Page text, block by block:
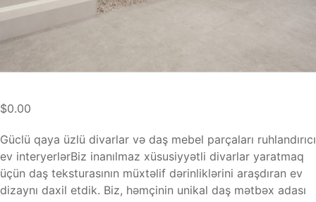
$0.00
Güclü qaya üzlü divarlar və daş mebel parçaları ruhlandırıcı
ev interyerlərBiz inanılmaz xüsusiyyətli divarlar yaratmaq
üçün daş teksturasının müxtəlif dərinliklərini araşdıran ev
dizaynı daxil etdik. Biz, həmçinin unikal daş mətbəx adası